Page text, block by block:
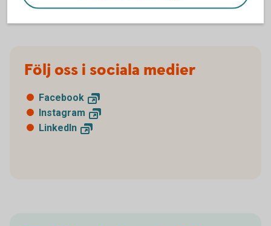
Följ oss i sociala medier
Facebook
Instagram
LinkedIn